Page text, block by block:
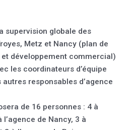
supervision globale des
Metz et Nancy (plan de
développement commercial)
les coordinateurs d’équipe
responsables d’agence
de 16 personnes : 4 à
l’agence de Nancy, 3 à